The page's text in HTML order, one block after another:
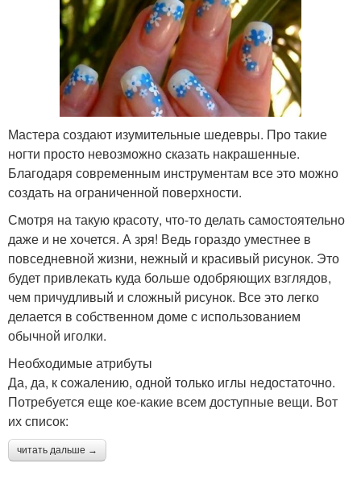
Мастера создают изумительные шедевры. Про такие
ногти просто невозможно сказать накрашенные.
Благодаря современным инструментам все это можно
создать на ограниченной поверхности.
Смотря на такую красоту, что-то делать самостоятельно
даже и не хочется. А зря! Ведь гораздо уместнее в
повседневной жизни, нежный и красивый рисунок. Это
будет привлекать куда больше одобряющих взглядов,
чем причудливый и сложный рисунок. Все это легко
делается в собственном доме с использованием
обычной иголки.
Необходимые атрибуты
Да, да, к сожалению, одной только иглы недостаточно.
Потребуется еще кое-какие всем доступные вещи. Вот
их список:
читать дальше →